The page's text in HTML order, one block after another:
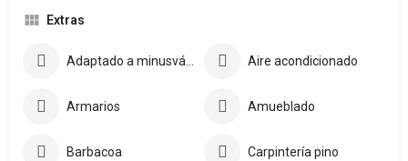
Extras
Aire acondicionado
Armarios Amueblado
Barbacoa Carpintería pino